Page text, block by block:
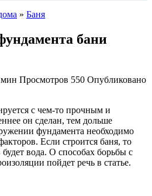
» Баня
бани
Просмотров 550 Опубликовано
с чем-то прочным и
он сделан, тем дольше
фундамента необходимо
Если строится баня, то
вода. О способах борьбы с
пойдет речь в статье.